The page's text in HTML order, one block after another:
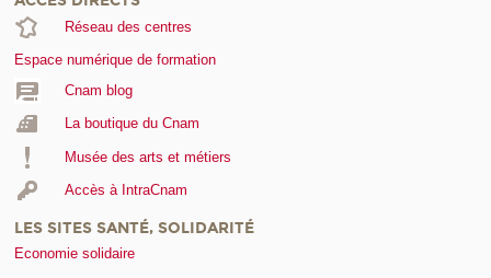
Réseau des centres
Espace numérique de formation
Cnam blog
La boutique du Cnam
Musée des arts et métiers
Accès à IntraCnam
LES SITES SANTÉ, SOLIDARITÉ
Economie solidaire